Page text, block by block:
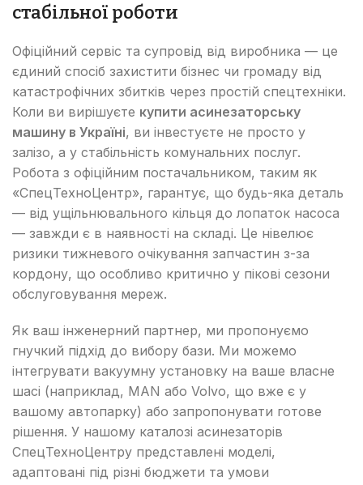
стабільної роботи
Офіційний сервіс та супровід від виробника — це
єдиний спосіб захистити бізнес чи громаду від
катастрофічних збитків через простій спецтехніки.
Коли ви вирішуєте купити асинезаторську
машину в Україні, ви інвестуєте не просто у
залізо, а у стабільність комунальних послуг.
Робота з офіційним постачальником, таким як
«СпецТехноЦентр», гарантує, що будь-яка деталь
— від ущільнювального кільця до лопаток насоса
— завжди є в наявності на складі. Це нівелює
ризики тижневого очікування запчастин з-за
кордону, що особливо критично у пікові сезони
обслуговування мереж.
Як ваш інженерний партнер, ми пропонуємо
гнучкий підхід до вибору бази. Ми можемо
інтегрувати вакуумну установку на ваше власне
шасі (наприклад, MAN або Volvo, що вже є у
вашому автопарку) або запропонувати готове
рішення. У нашому каталозі асинезаторів
СпецТехноЦентру представлені моделі,
адаптовані під різні бюджети та умови